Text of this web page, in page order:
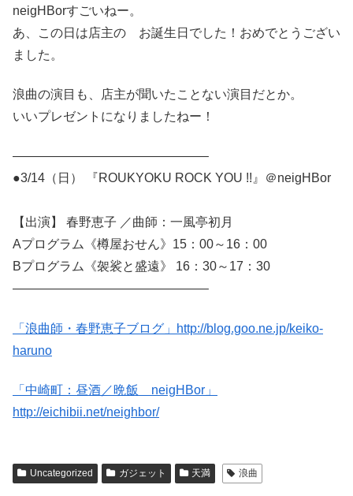
neigHBorすごいねー。
あ、この日は店主の お誕生日でした！おめでとうござい
ました。
浪曲の演目も、店主が聞いたことない演目だとか。
いいプレゼントになりましたねー！
———————————————–
●3/14（日） 『ROUKYOKU ROCK YOU !!』＠neigHBor
【出演】 春野恵子 ／曲師：一風亭初月
Aプログラム《樽屋おせん》15：00～16：00
Bプログラム《袈裟と盛遠》 16：30～17：30
———————————————–
「浪曲師・春野恵子ブログ」http://blog.goo.ne.jp/keiko-
haruno
「中崎町：昼酒／晩飯 neigHBor」
http://eichibii.net/neighbor/
Uncategorized ガジェット 天満 浪曲